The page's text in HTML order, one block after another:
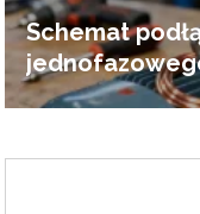
Schemat
poradnik